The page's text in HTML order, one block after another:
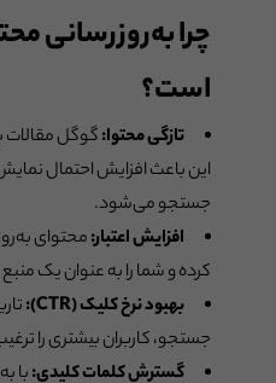
چرا به‌روزرسانی
است؟
تازگی محتوا:گوگل مقالات
این باعث افزایش احتمال
جستجو می‌شود.
افزایش اعتبار:محتوای
کرده و شما را به عنوان یک
بهبود نرخ کلیک (CTR):
جستجو، کاربران بیشتری را
گسترش کلمات کلیدی:با